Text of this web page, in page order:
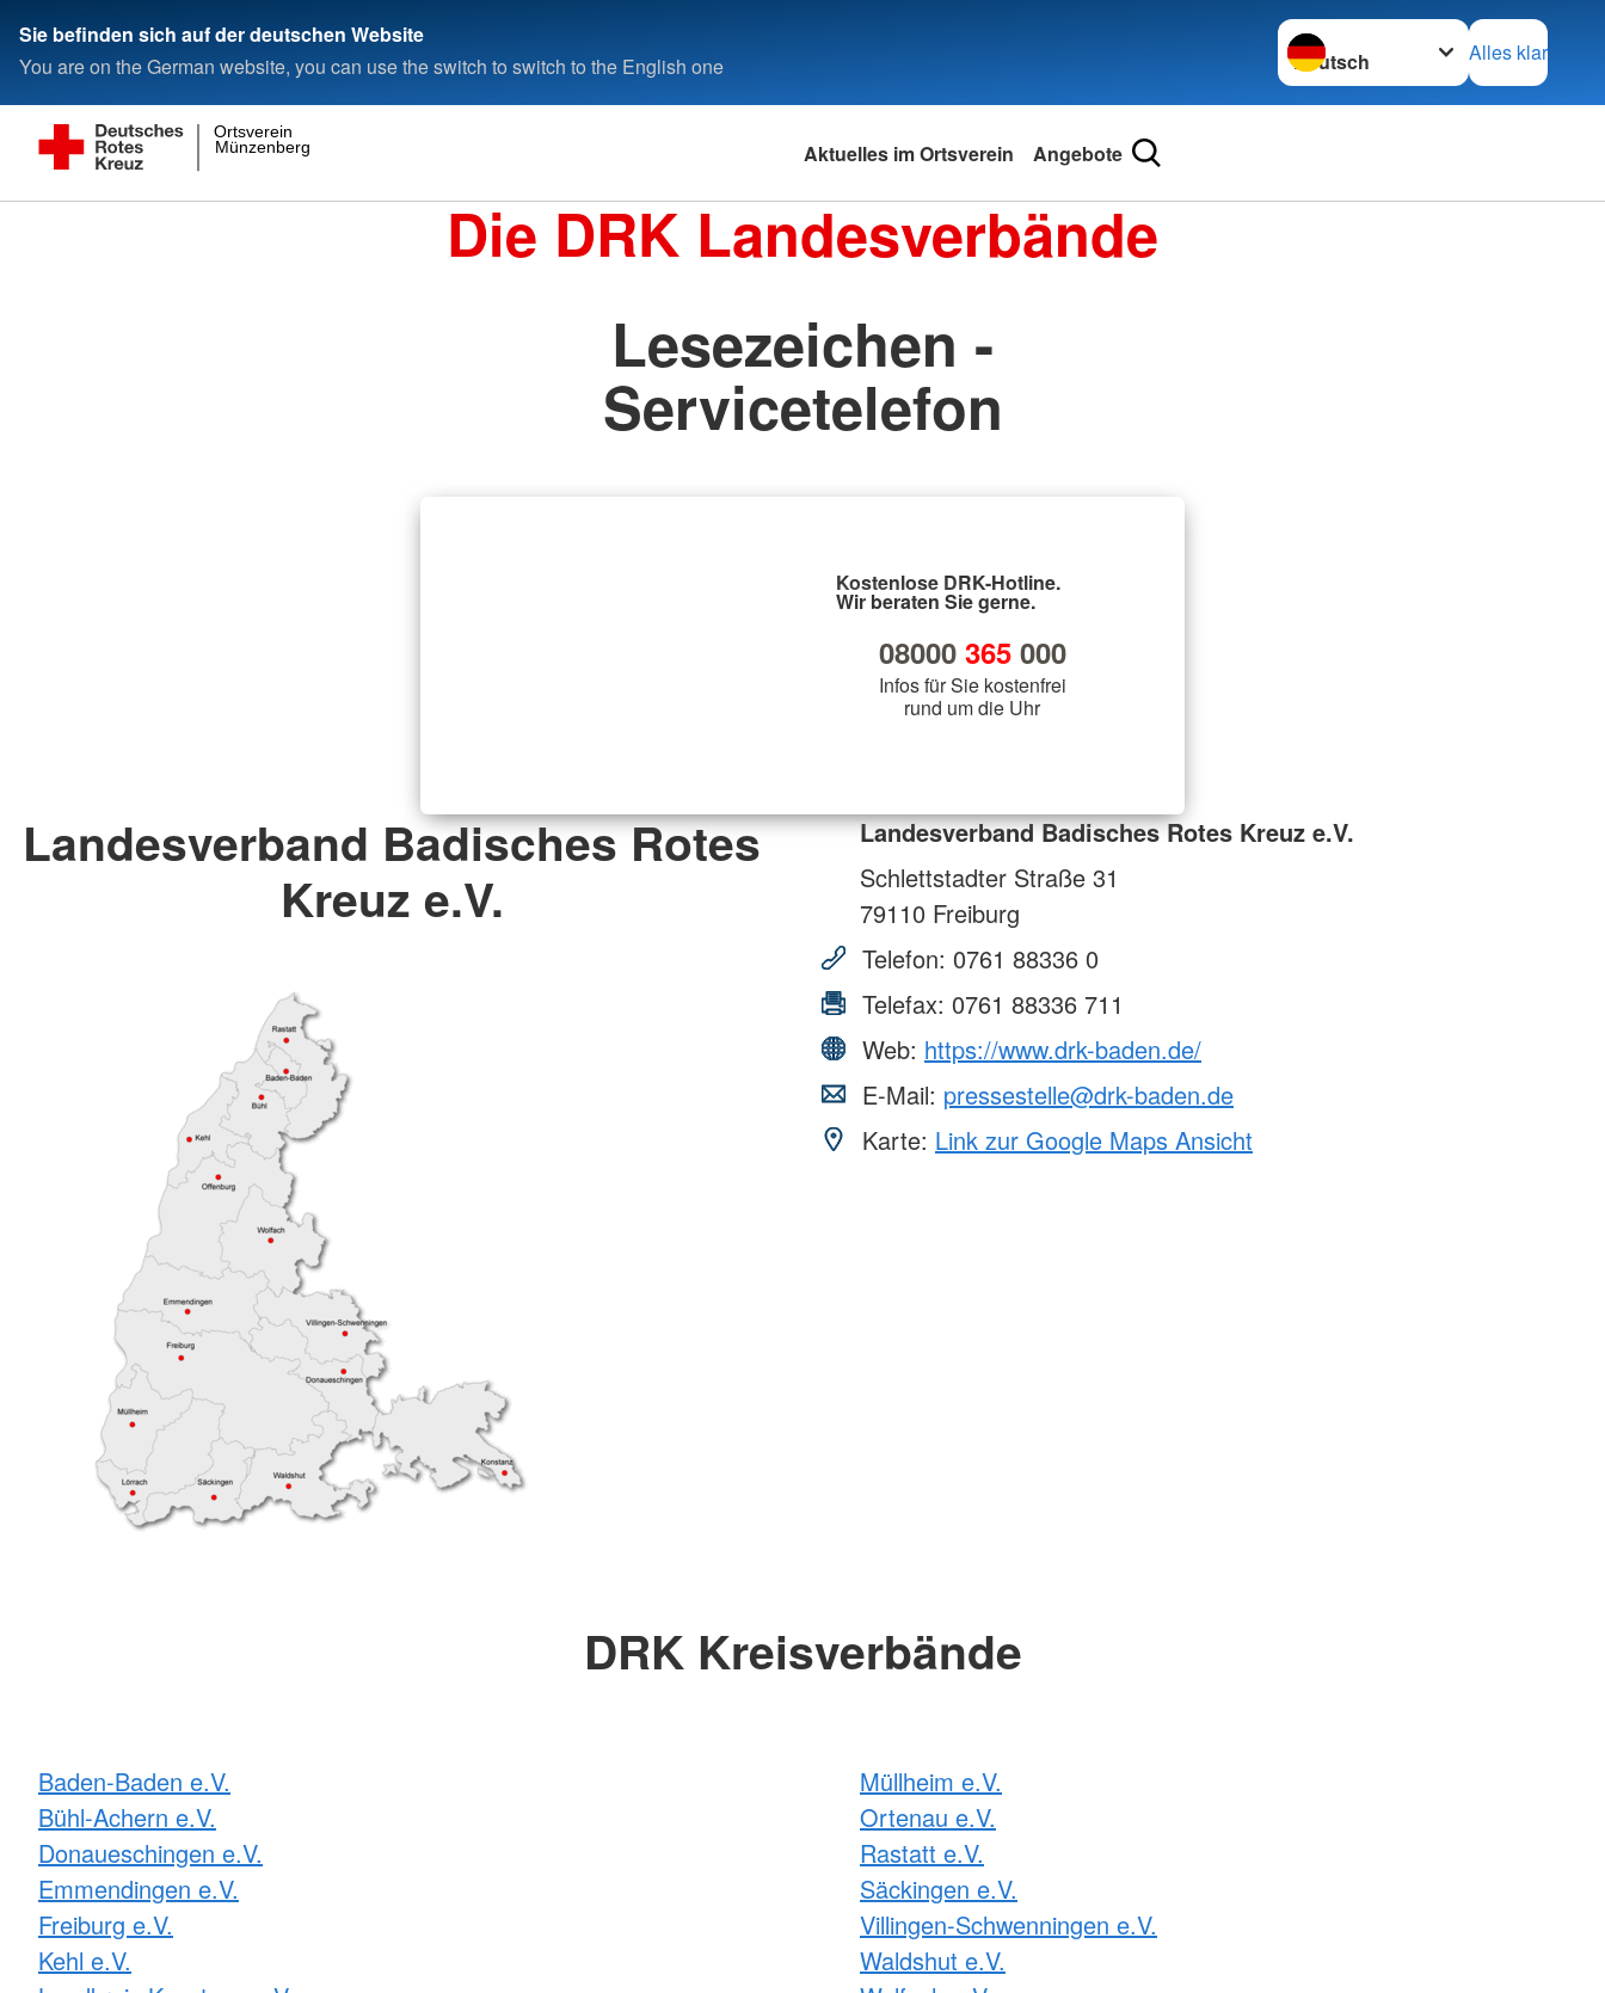
Sie befinden sich auf der deutschen Website
You are on the German website, you can use the switch to switch to the English one
Sprache wechseln zu
Alles klar
Münzenberg
Ortsverein
Aktuelles im Ortsverein Angebote
Die DRK Landesverbände
Lesezeichen -
Servicetelefon
Kostenlose DRK-Hotline.
Wir beraten Sie gerne.
08000 365000
Infos für Sie kostenfrei
rund um die Uhr
Landesverband Badisches Rotes
Kreuz e.V.
Landesverband Badisches Rotes Kreuz e.V.
Schlettstadter Straße 31
79110 Freiburg
Telefon: 0761 88336 0
Telefax: 0761 88336 711
Web: https://www.drk-baden.de/
E-Mail: pressestelle@drk-baden.de
Karte: Link zur Google Maps Ansicht
DRK Kreisverbände
Baden-Baden e.V.
Bühl-Achern e.V.
Donaueschingen e.V.
Emmendingen e.V.
Freiburg e.V.
Kehl e.V.
Müllheim e.V.
Ortenau e.V.
Rastatt e.V.
Säckingen e.V.
Villingen-Schwenningen e.V.
Waldshut e.V.